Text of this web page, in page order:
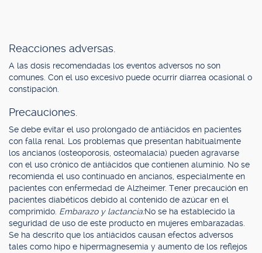
Reacciones adversas.
A las dosis recomendadas los eventos adversos no son
comunes. Con el uso excesivo puede ocurrir diarrea ocasional o
constipación.
Precauciones.
Se debe evitar el uso prolongado de antiácidos en pacientes
con falla renal. Los problemas que presentan habitualmente
los ancianos (osteoporosis, osteomalacia) pueden agravarse
con el uso crónico de antiácidos que contienen aluminio. No se
recomienda el uso continuado en ancianos, especialmente en
pacientes con enfermedad de Alzheimer. Tener precaución en
pacientes diabéticos debido al contenido de azúcar en el
comprimido. Embarazo y lactancia:No se ha establecido la
seguridad de uso de este producto en mujeres embarazadas.
Se ha descrito que los antiácidos causan efectos adversos
tales como hipo e hipermagnesemia y aumento de los reflejos